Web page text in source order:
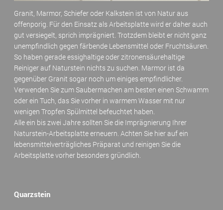
Granit, Marmor, Schiefer oder Kalkstein ist von Natur aus
offenporig. Für den Einsatz als Arbeitsplatte wird er daher auch
gut versiegelt, sprich imprägniert. Trotzdem bleibt er nicht ganz
unempfindlich gegen färbende Lebensmittel oder Fruchtsäuren.
So haben gerade essighaltige oder zitronensäurehaltige
Reiniger auf Naturstein nichts zu suchen. Marmor ist da
gegenüber Granit sogar noch um einiges empfindlicher.
Verwenden Sie zum Saubermachen am besten einen Schwamm
oder ein Tuch, das Sie vorher in warmem Wasser mit nur
wenigen Tropfen Spülmittel befeuchtet haben.
Alle ein bis zwei Jahre sollten Sie die Imprägnierung Ihrer
Naturstein-Arbeitsplatte erneuern. Achten Sie hier auf ein
lebensmittelverträgliches Präparat und reinigen Sie die
Arbeitsplatte vorher besonders gründlich.
Quarzstein